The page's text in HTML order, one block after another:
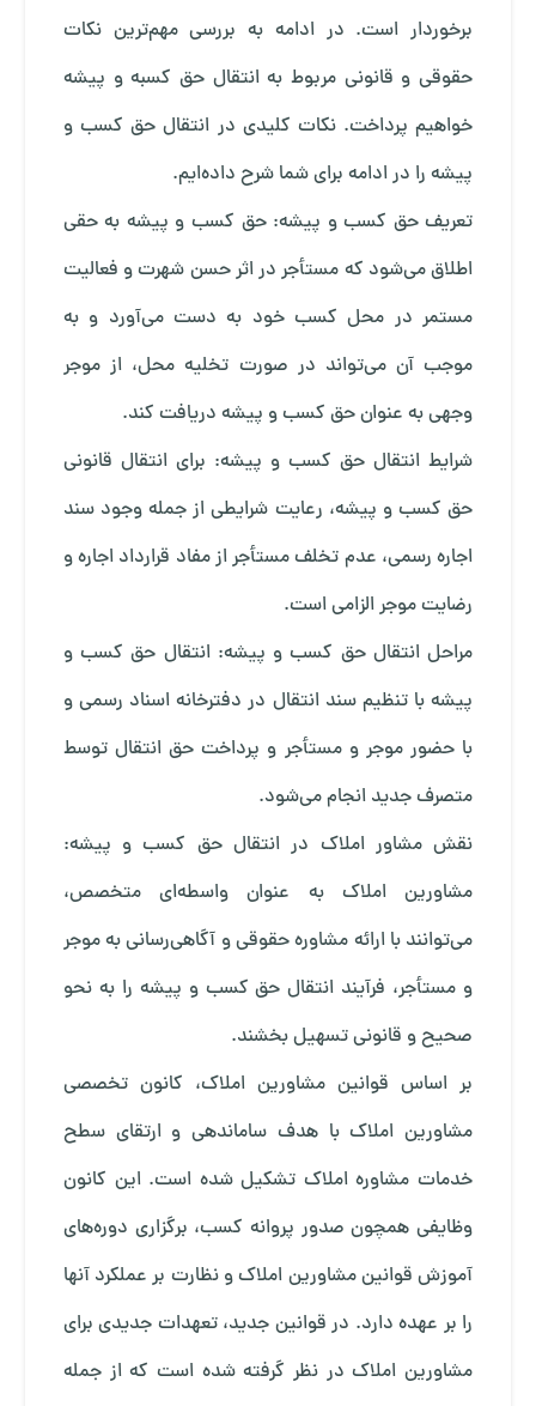
برخوردار است. در ادامه به بررسی مهم‌ترین نکات
حقوقی و قانونی مربوط به انتقال حق کسبه و پیشه
خواهیم پرداخت. نکات کلیدی در انتقال حق کسب و
پیشه را در ادامه برای شما شرح داده‌ایم.
تعریف حق کسب و پیشه: حق کسب و پیشه به حقی
اطلاق می‌شود که مستأجر در اثر حسن شهرت و فعالیت
مستمر در محل کسب خود به دست می‌آورد و به
موجب آن می‌تواند در صورت تخلیه محل، از موجر
وجهی به عنوان حق کسب و پیشه دریافت کند.
شرایط انتقال حق کسب و پیشه: برای انتقال قانونی
حق کسب و پیشه، رعایت شرایطی از جمله وجود سند
اجاره رسمی، عدم تخلف مستأجر از مفاد قرارداد اجاره و
رضایت موجر الزامی است.
مراحل انتقال حق کسب و پیشه: انتقال حق کسب و
پیشه با تنظیم سند انتقال در دفترخانه اسناد رسمی و
با حضور موجر و مستأجر و پرداخت حق انتقال توسط
متصرف جدید انجام می‌شود.
نقش مشاور املاک در انتقال حق کسب و پیشه:
مشاورین املاک به عنوان واسطه‌ای متخصص،
می‌توانند با ارائه مشاوره حقوقی و آگاهی‌رسانی به موجر
و مستأجر، فرآیند انتقال حق کسب و پیشه را به نحو
صحیح و قانونی تسهیل بخشند.
بر اساس قوانین مشاورین املاک، کانون تخصصی
مشاورین املاک با هدف ساماندهی و ارتقای سطح
خدمات مشاوره املاک تشکیل شده است. این کانون
وظایفی همچون صدور پروانه کسب، برگزاری دوره‌های
آموزش قوانین مشاورین املاک و نظارت بر عملکرد آنها
را بر عهده دارد. در قوانین جدید، تعهدات جدیدی برای
مشاورین املاک در نظر گرفته شده است که از جمله